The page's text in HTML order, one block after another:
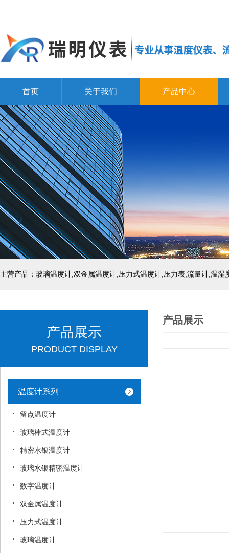
首页 关于我们 产品中心
产品展示
PRODUCT DISPLAY
温度计系列
留点温度计
玻璃棒式温度计
精密水银温度计
玻璃水银精密温度计
数字温度计
双金属温度计
压力式温度计
玻璃温度计
产品展示